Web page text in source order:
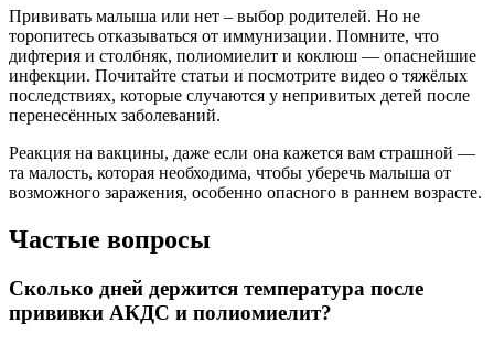
Прививать малыша или нет – выбор родителей. Но не
торопитесь отказываться от иммунизации. Помните, что
дифтерия и столбняк, полиомиелит и коклюш — опаснейшие
инфекции. Почитайте статьи и посмотрите видео о тяжёлых
последствиях, которые случаются у непривитых детей после
перенесённых заболеваний.
Реакция на вакцины, даже если она кажется вам страшной —
та малость, которая необходима, чтобы уберечь малыша от
возможного заражения, особенно опасного в раннем возрасте.
Частые вопросы
Сколько дней держится температура после
прививки АКДС и полиомиелит?